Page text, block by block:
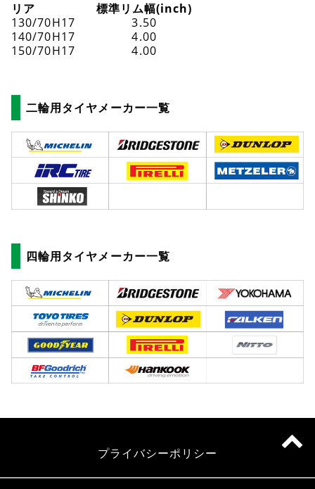
リア
130/70H17
140/70H17
150/70H17
標準リム幅(inch)
3.50
4.00
4.00
二輪用タイヤメーカー一覧
四輪用タイヤメーカー一覧
プライバシーポリシー